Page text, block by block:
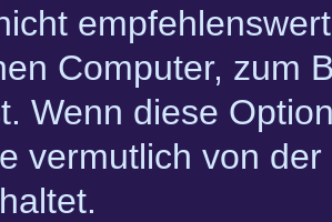
Computer, zum
Wenn diese
vermutlich von